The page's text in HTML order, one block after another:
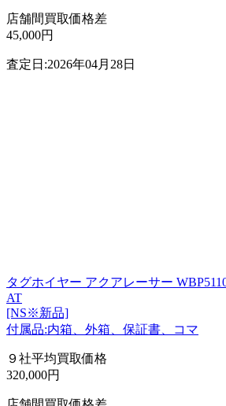
店舗間買取価格差
45,000円
査定日:2026年04月28日
タグホイヤー アクアレーサー
AT
[NS※新品]
付属品:内箱、外箱、保証書、コマ
９社平均買取価格
320,000円